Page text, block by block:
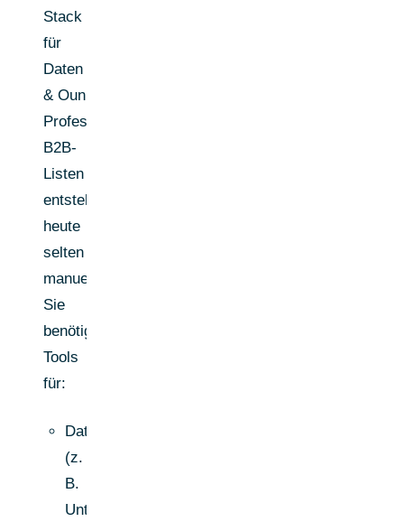
Stack
für
Daten
& Oun
Professionelle
B2B-
Listen
entstehen
heute
selten
manuell.
Sie
benötigen
Tools
für:
Datenrecherche
(z.
B.
Unternehmens-